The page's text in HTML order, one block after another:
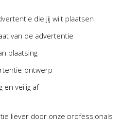
die jij wilt plaatsen
van de advertentie
plaatsing
ontwerp
en veilig af
liever door onze professionals